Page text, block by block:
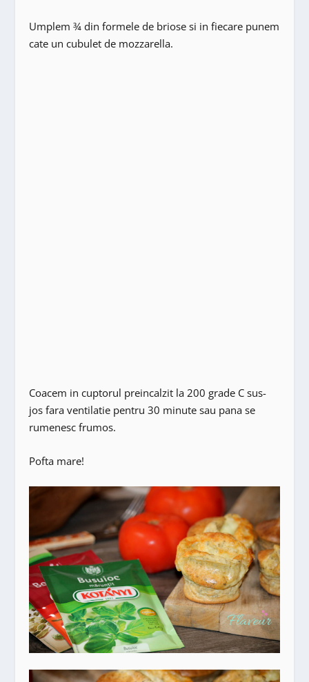
Umplem ¾ din formele de briose si in fiecare punem
cate un cubulet de mozzarella.
Coacem in cuptorul preincalzit la 200 grade C sus-
jos fara ventilatie pentru 30 minute sau pana se
rumenesc frumos.
Pofta mare!